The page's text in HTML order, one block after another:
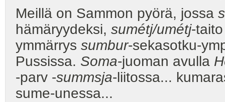
Meillä on Sammon pyörä, jossa
hämäryydeksi, sumétj/umétj-
ymmärrys sumbur-sekasotku-
Pussissa. Soma-juoman avulla
-parv -summsja-liitossa...
sume-unessa...